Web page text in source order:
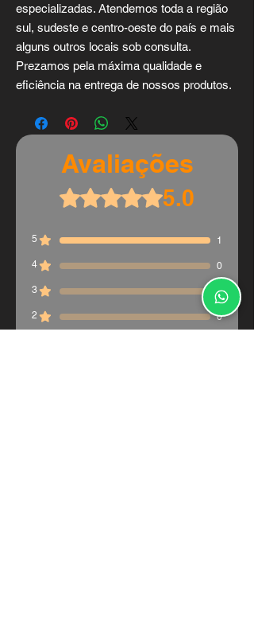
especializadas. Atendemos toda a região
sul, sudeste e centro-oeste do país e mais
alguns outros locais sob consulta.
Prezamos pela máxima qualidade e
eficiência na entrega de nossos produtos.
Avaliações
Rated 5 out of 5 stars.5.0
5 1
4 0
3 0
2 0